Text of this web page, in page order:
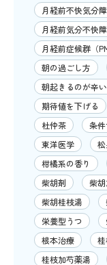
月経前不快気分障
月経前気分不快
月経前症候群（
朝の過ごし方
朝起きるのが辛い
期待値を下げる
杜仲茶
条
東洋医学
柑橘系の香り
柴胡剤
柴
柴胡桂枝湯
栄養型うつ
根本治療
桂枝加芍薬湯